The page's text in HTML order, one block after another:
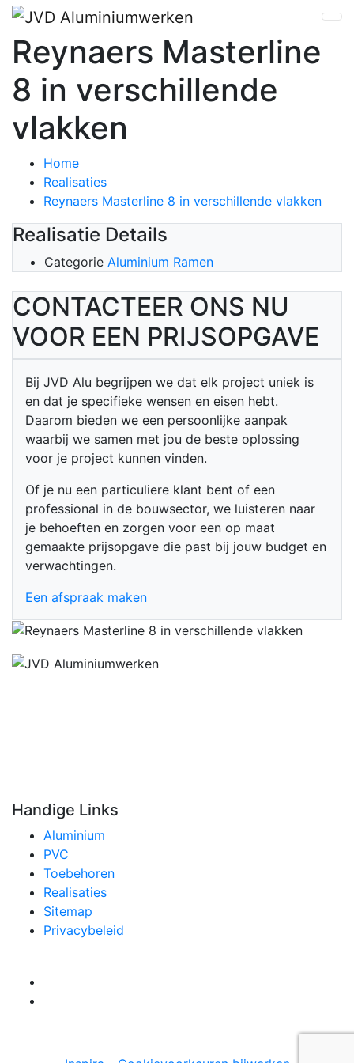
Reynaers Masterline
8 in verschillende
vlakken
Home
Realisaties
Reynaers Masterline 8 in verschillende vlakken
Realisatie Details
Categorie Aluminium Ramen
CONTACTEER ONS NU
VOOR EEN PRIJSOPGAVE
Bij JVD Alu begrijpen we dat elk project uniek is
en dat je specifieke wensen en eisen hebt.
Daarom bieden we een persoonlijke aanpak
waarbij we samen met jou de beste oplossing
voor je project kunnen vinden.
Of je nu een particuliere klant bent of een
professional in de bouwsector, we luisteren naar
je behoeften en zorgen voor een op maat
gemaakte prijsopgave die past bij jouw budget en
verwachtingen.
Een afspraak maken
Handige Links
Aluminium
PVC
Toebehoren
Realisaties
Sitemap
Privacybeleid